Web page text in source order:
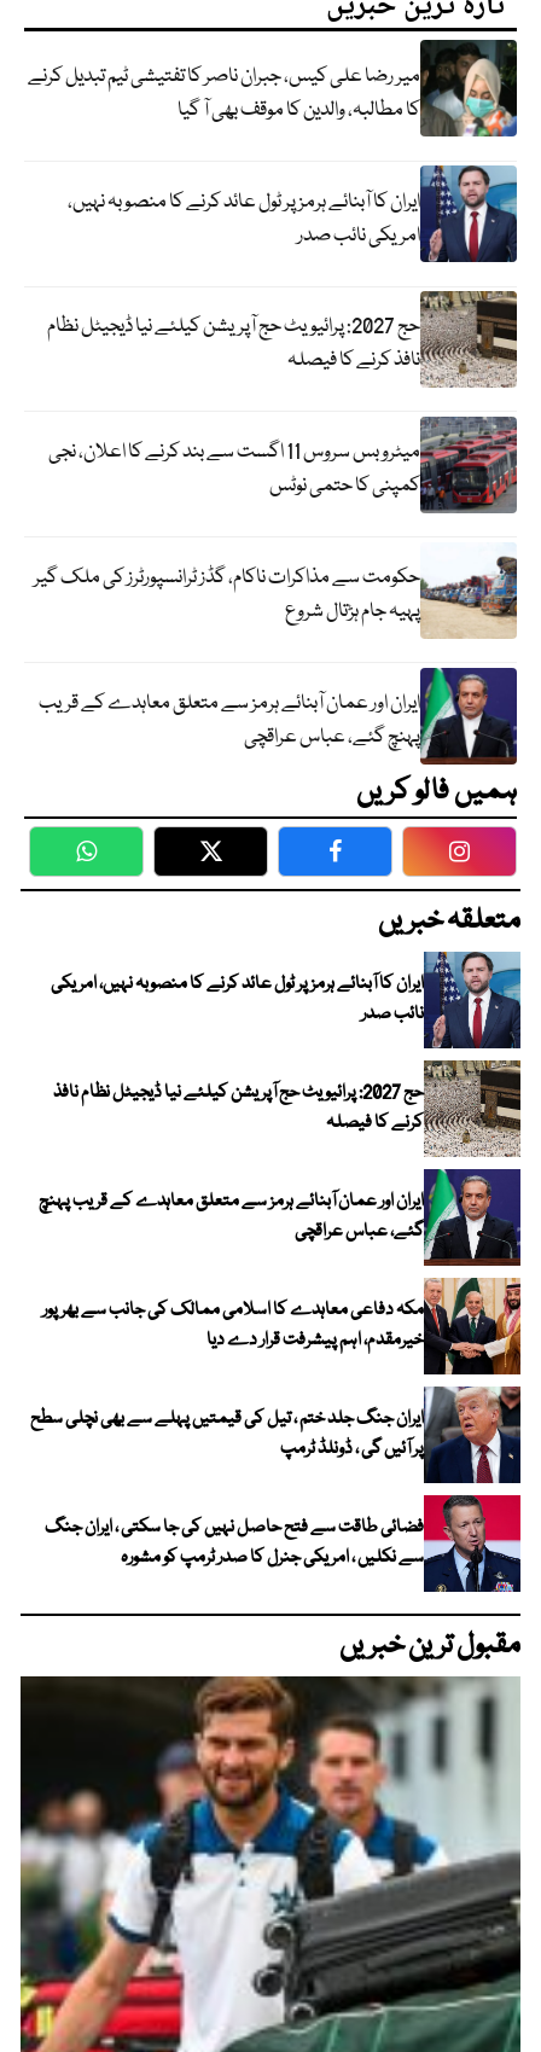
میر رضا علی کیس، جبران ناصر کا تفتیشی ٹیم تبدیل کرنے
کا مطالبہ، والدین کا موقف بھی آ گیا
ایران کا آبنائے ہرمز پر ٹول عائد کرنے کا منصوبہ نہیں،
امریکی نائب صدر
حج 2027: پرائیویٹ حج آپریشن کیلئے نیا ڈیجیٹل نظام
نافذ کرنے کا فیصلہ
میٹرو بس سروس 11 اگست سے بند کرنے کا اعلان، نجی
کمپنی کا حتمی نوٹس
حکومت سے مذاکرات ناکام، گڈز ٹرانسپورٹرز کی ملک گیر
پہیہ جام ہڑتال شروع
ایران اور عمان آبنائے ہرمز سے متعلق معاہدے کے قریب
پہنچ گئے، عباس عراقچی
ہمیں فالو کریں
WhatsApp Twitter Facebook
متعلقہ خبریں
ایران کا آبنائے ہرمز پر ٹول عائد کرنے کا منصوبہ نہیں، امریکی
نائب صدر
حج 2027: پرائیویٹ حج آپریشن کیلئے نیا ڈیجیٹل نظام نافذ
کرنے کا فیصلہ
ایران اور عمان آبنائے ہرمز سے متعلق معاہدے کے قریب پہنچ
گئے، عباس عراقچی
مکہ دفاعی معاہدے کا اسلامی ممالک کی جانب سے بھرپور
خیرمقدم، اہم پیشرفت قرار دے دیا
ایران جنگ جلد ختم ، تیل کی قیمتیں پہلے سے بھی نچلی سطح
پر آئیں گی ، ڈونلڈ ٹرمپ
فضائی طاقت سے فتح حاصل نہیں کی جا سکتی ، ایران جنگ
سے نکلیں ، امریکی جنرل کا صدر ٹرمپ کو مشورہ
مقبول ترین خبریں